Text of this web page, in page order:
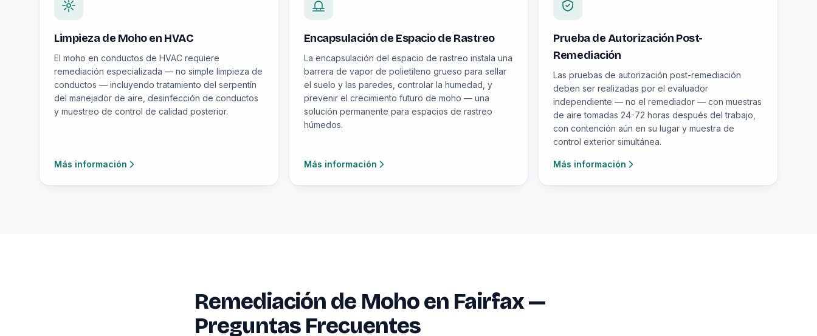
Limpieza de Moho en HVAC
El moho en conductos de HVAC requiere
remediación especializada — no simple limpieza de
conductos — incluyendo tratamiento del serpentín
del manejador de aire, desinfección de conductos
y muestreo de control de calidad posterior.
Más información
Encapsulación de Espacio de Rastreo
La encapsulación del espacio de rastreo instala una
barrera de vapor de polietileno grueso para sellar
el suelo y las paredes, controlar la humedad, y
prevenir el crecimiento futuro de moho — una
solución permanente para espacios de rastreo
húmedos.
Más información
Prueba de Autorización Post-
Remediación
Las pruebas de autorización post-remediación
deben ser realizadas por el evaluador
independiente — no el remediador — con muestras
de aire tomadas 24-72 horas después del trabajo,
con contención aún en su lugar y muestra de
control exterior simultánea.
Más información
Remediación de Moho en Fairfax —
Preguntas Frecuentes